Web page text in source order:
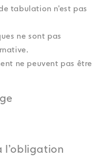
tabulation n'est pas
ne sont pas
ne peuvent pas être
l’obligation